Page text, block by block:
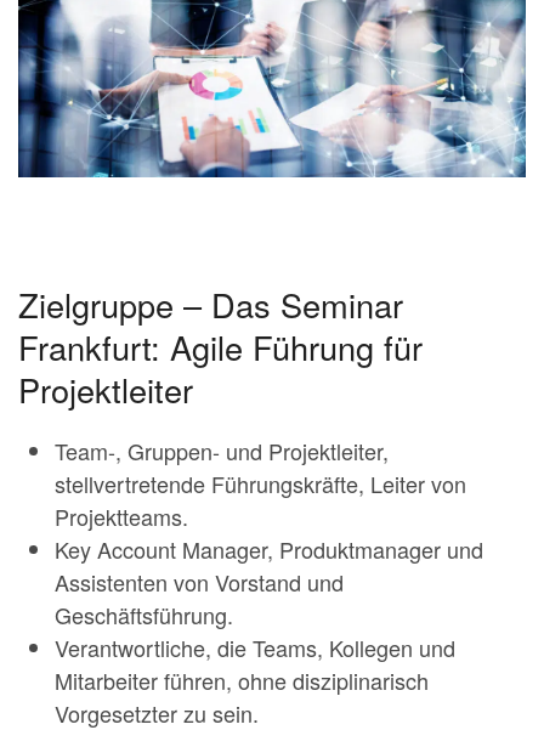
Zielgruppe – Das Seminar
Frankfurt: Agile Führung für
Projektleiter
Team-, Gruppen- und Projektleiter,
stellvertretende Führungskräfte, Leiter von
Projektteams.
Key Account Manager, Produktmanager und
Assistenten von Vorstand und
Geschäftsführung.
Verantwortliche, die Teams, Kollegen und
Mitarbeiter führen, ohne disziplinarisch
Vorgesetzter zu sein.